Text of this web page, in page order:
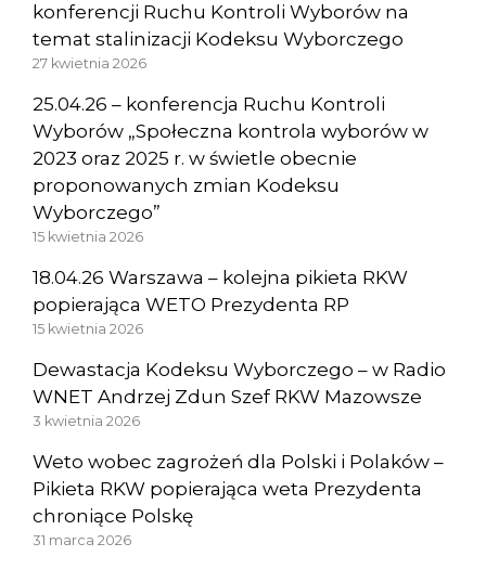
konferencji Ruchu Kontroli Wyborów na
temat stalinizacji Kodeksu Wyborczego
27 kwietnia 2026
25.04.26 – konferencja Ruchu Kontroli
Wyborów „Społeczna kontrola wyborów w
2023 oraz 2025 r. w świetle obecnie
proponowanych zmian Kodeksu
Wyborczego”
15 kwietnia 2026
18.04.26 Warszawa – kolejna pikieta RKW
popierająca WETO Prezydenta RP
15 kwietnia 2026
Dewastacja Kodeksu Wyborczego – w Radio
WNET Andrzej Zdun Szef RKW Mazowsze
3 kwietnia 2026
Weto wobec zagrożeń dla Polski i Polaków –
Pikieta RKW popierająca weta Prezydenta
chroniące Polskę
31 marca 2026